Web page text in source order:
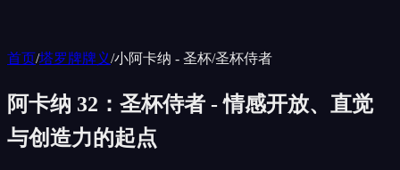
首页/塔罗牌牌义/小阿卡纳 - 圣杯/圣杯侍者
阿卡纳 32：圣杯侍者 - 情感开放、直觉
与创造力的起点